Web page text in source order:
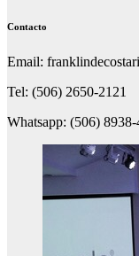
Contacto
Email:
Tel: (506) 2650-2121
Whatsapp: (506)